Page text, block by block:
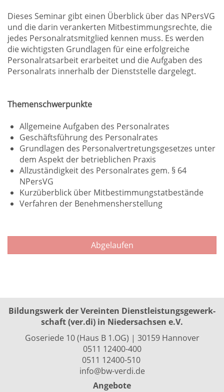
Dieses Seminar gibt einen Überblick über das NPersVG
und die darin verankerten Mitbestimmungsrechte, die
jedes Personalratsmitglied kennen muss. Es werden
die wichtigsten Grundlagen für eine erfolgreiche
Personalratsarbeit erarbeitet und die Aufgaben des
Personalrats innerhalb der Dienststelle dargelegt.
Themenschwerpunkte
Allgemeine Aufgaben des Personalrates
Geschäftsführung des Personalrates
Grundlagen des Personalvertretungsgesetzes unter
dem Aspekt der betrieblichen Praxis
Allzuständigkeit des Personalrates gem. § 64
NPersVG
Kurzüberblick über Mitbestimmungstatbestände
Verfahren der Benehmensherstellung
Abgelaufen
Bildungswerk der Vereinten Dienst­leis­tungs­ge­werk­
schaft (ver.di) in Niedersachsen e.V.
Goseriede 10 (Haus B 1.OG) | 30159 Hannover
0511 12400-400
0511 12400-510
info@bw-verdi.de
Angebote